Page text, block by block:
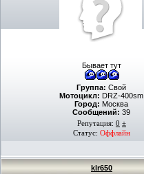
Бывает тут
Группа: Свой
Мотоцикл: DRZ-400sm
Город: Москва
Сообщений: 39
Репутация: 0 ±
Статус: Оффлайн
klr650